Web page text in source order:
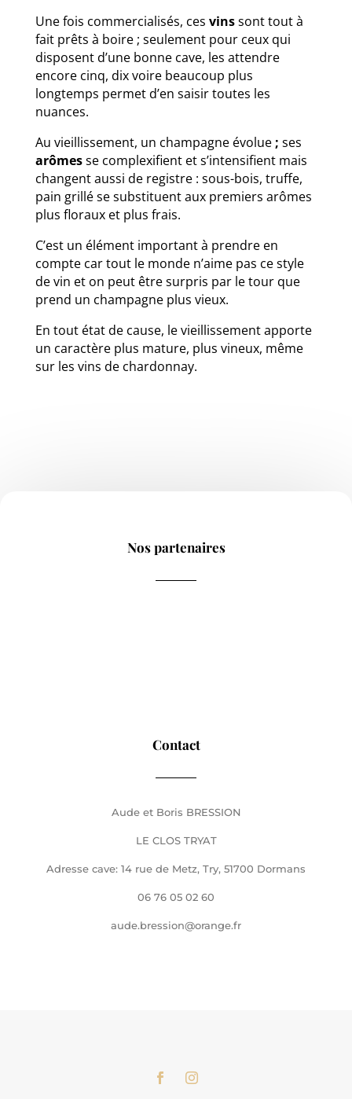
Une fois commercialisés, ces vinssont tout à
fait prêts à boire ; seulement pour ceux qui
disposent d’une bonne cave, les attendre
encore cinq, dix voire beaucoup plus
longtemps permet d’en saisir toutes les
nuances.
Au vieillissement, un champagne évolue ; ses
arômesse complexifient et s’intensifient mais
changent aussi de registre : sous-bois, truffe,
pain grillé se substituent aux premiers arômes
plus floraux et plus frais.
C’est un élément important à prendre en
compte car tout le monde n’aime pas ce style
de vin et on peut être surpris par le tour que
prend un champagne plus vieux.
En tout état de cause, le vieillissement apporte
un caractère plus mature, plus vineux, même
sur les vins de chardonnay.
Nos partenaires
Contact
Aude et Boris BRESSION
LE CLOS TRYAT
Adresse cave: 14 rue de Metz, Try, 51700 Dormans
06 76 05 02 60
aude.bression@orange.fr